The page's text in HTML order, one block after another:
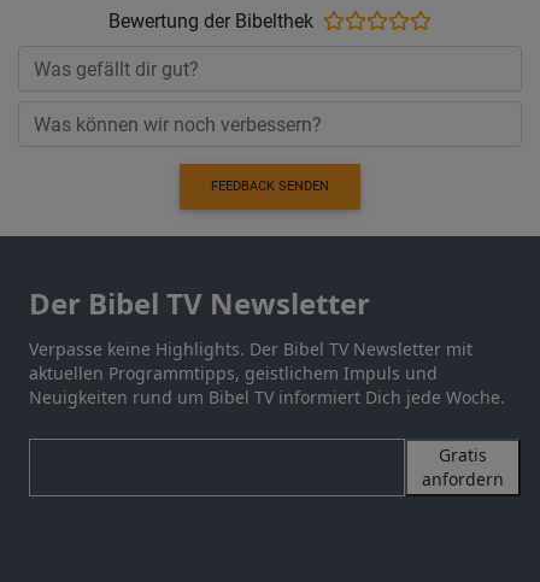
Bewertung der Bibelthek
FEEDBACK SENDEN
Der Bibel TV Newsletter
Verpasse keine Highlights. Der Bibel TV Newsletter mit
aktuellen Programmtipps, geistlichem Impuls und
Neuigkeiten rund um Bibel TV informiert Dich jede Woche.
Gratis
anfordern